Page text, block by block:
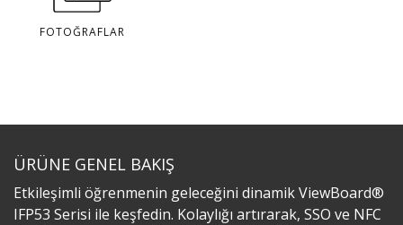
FOTOĞRAFLAR
ÜRÜNE GENEL BAKIŞ
Etkileşimli öğrenmenin geleceğini dinamik ViewBoard®
IFP53 Serisi ile keşfedin. Kolaylığı artırarak, SSO ve NFC